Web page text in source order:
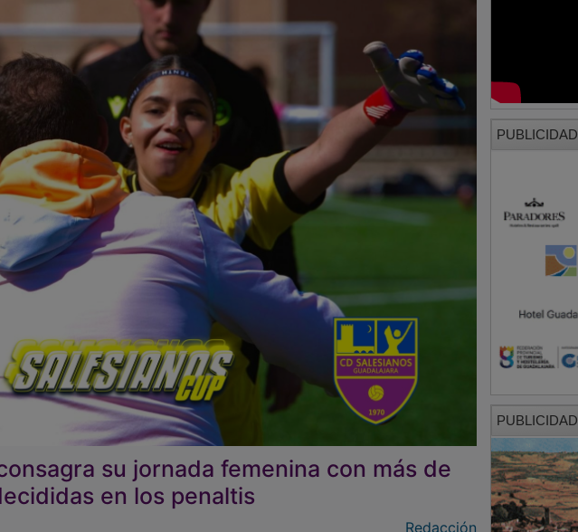
su jornada femenina con más de
en los penaltis
Redacción
PUBLICIDAD
PUBLICIDAD